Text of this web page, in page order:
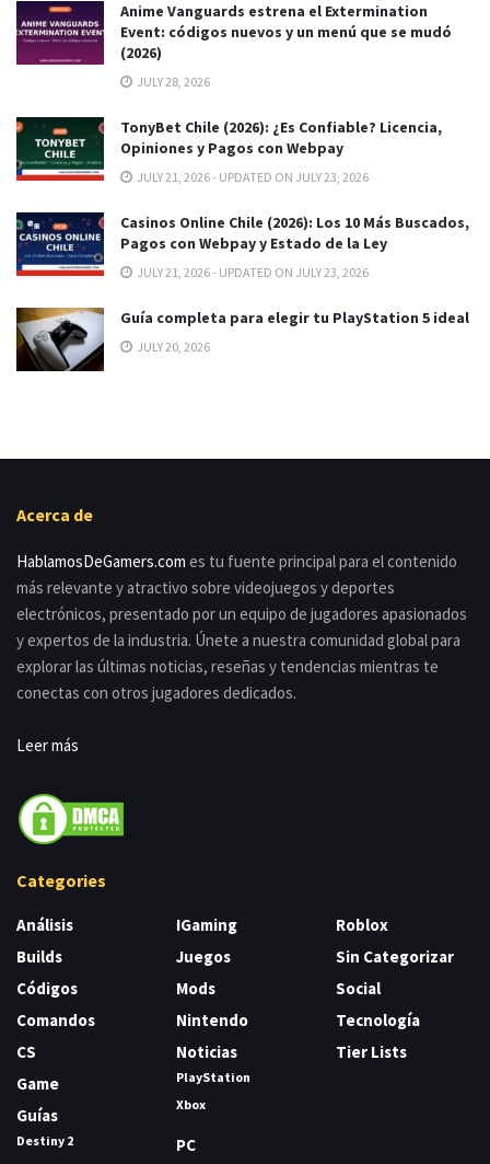
Anime Vanguards estrena el Extermination
Event: códigos nuevos y un menú que se mudó
(2026)
JULY 28, 2026
TonyBet Chile (2026): ¿Es Confiable? Licencia,
Opiniones y Pagos con Webpay
JULY 21, 2026 - UPDATED ON JULY 23, 2026
Casinos Online Chile (2026): Los 10 Más Buscados,
Pagos con Webpay y Estado de la Ley
JULY 21, 2026 - UPDATED ON JULY 23, 2026
Guía completa para elegir tu PlayStation 5 ideal
JULY 20, 2026
Acerca de
HablamosDeGamers.com es tu fuente principal para el contenido
más relevante y atractivo sobre videojuegos y deportes
electrónicos, presentado por un equipo de jugadores apasionados
y expertos de la industria. Únete a nuestra comunidad global para
explorar las últimas noticias, reseñas y tendencias mientras te
conectas con otros jugadores dedicados.
Leer más
Categories
Análisis
Builds
Códigos
Comandos
CS
Game
Guías
Destiny 2
IGaming
Juegos
Mods
Nintendo
Noticias
PlayStation
Xbox
PC
Roblox
Sin Categorizar
Social
Tecnología
Tier Lists